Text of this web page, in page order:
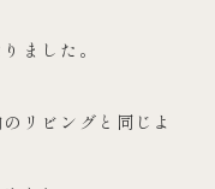
ました。
リビングと同じよ